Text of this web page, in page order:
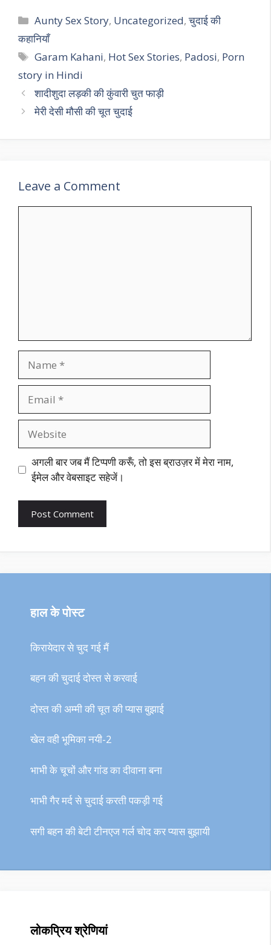
Categories
Aunty Sex Story, Uncategorized,चुदाई की
कहानियाँ
Tags
Garam Kahani, Hot Sex Stories, Padosi, Porn
story in Hindi
शादीशुदा लड़की की कुंवारी चुत फाड़ी
मेरी देसी मौसी की चूत चुदाई
Leave a Comment
अगली बार जब मैं टिप्पणी करूँ, तो इस ब्राउज़र में मेरा नाम,
ईमेल और वेबसाइट सहेजें।
हाल के पोस्ट
किरायेदार से चुद गई मैं
बहन की चुदाई दोस्त से करवाई
दोस्त की अम्मी की चूत की प्यास बुझाई
खेल वही भूमिका नयी-2
भाभी के चूचों और गांड का दीवाना बना
भाभी गैर मर्द से चुदाई करती पकड़ी गई
सगी बहन की बेटी टीनएज गर्ल चोद कर प्यास बुझायी
लोकप्रिय श्रेणियां